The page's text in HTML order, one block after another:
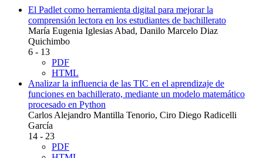
El Padlet como herramienta digital para mejorar la
comprensión lectora en los estudiantes de bachillerato
María Eugenia Iglesias Abad, Danilo Marcelo Diaz
Quichimbo
6 - 13
PDF
HTML
Analizar la influencia de las TIC en el aprendizaje de
funciones en bachillerato, mediante un modelo matemático
procesado en Python
Carlos Alejandro Mantilla Tenorio, Ciro Diego Radicelli
García
14 - 23
PDF